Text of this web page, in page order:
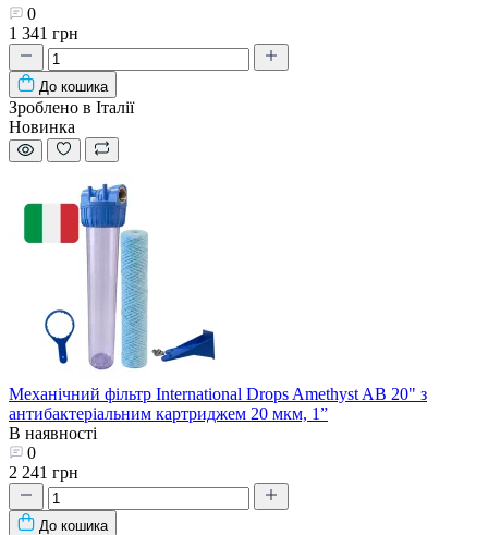
0
1 341 грн
До кошика
Зроблено в Італії
Новинка
Механічний фільтр International Drops Amethyst AB 20" з
антибактеріальним картриджем 20 мкм, 1”
В наявності
0
2 241 грн
До кошика